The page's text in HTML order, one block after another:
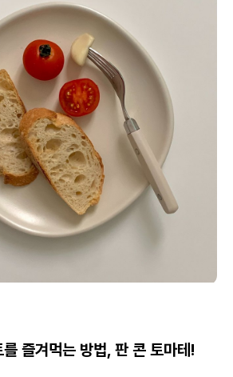
즐겨먹는 방법, 판 콘 토마테!